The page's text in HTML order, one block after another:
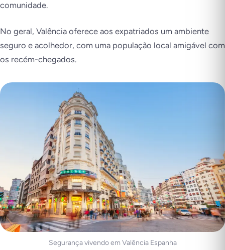
comunidade.
No geral, Valência oferece aos expatriados um ambiente
seguro e acolhedor, com uma população local amigável com
os recém-chegados.
Segurança vivendo em Valência Espanha